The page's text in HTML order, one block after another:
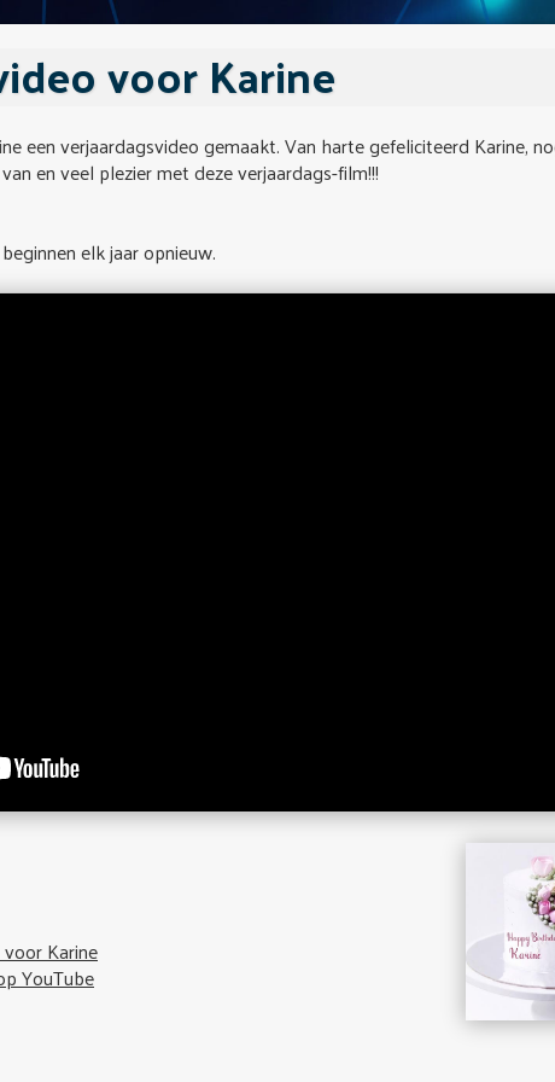
voor Karine
een verjaardagsvideo gemaakt. Van harte gefeliciteerd Karine,
en veel plezier met deze verjaardags-film!!!
elk jaar opnieuw.
Karine
YouTube